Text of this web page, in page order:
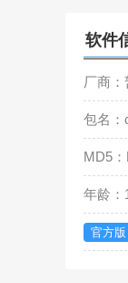
软件
厂商：
包名：
MD5
年龄：
官方版